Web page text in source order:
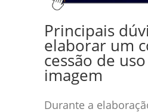
Principais
elaborar um
cessão de
imagem
Durante a